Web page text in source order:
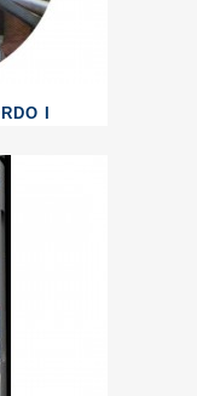
I